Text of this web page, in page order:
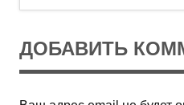
ДОБАВИТЬ